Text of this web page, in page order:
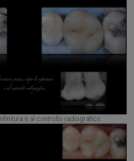
e al controllo radiografico.